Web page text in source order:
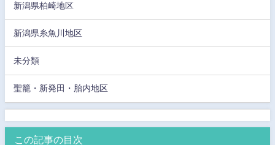
新潟県柏崎地区
新潟県糸魚川地区
未分類
聖籠・新発田・胎内地区
この記事の目次